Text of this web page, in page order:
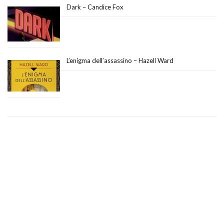
Dark – Candice Fox
L’enigma dell’assassino – Hazell Ward